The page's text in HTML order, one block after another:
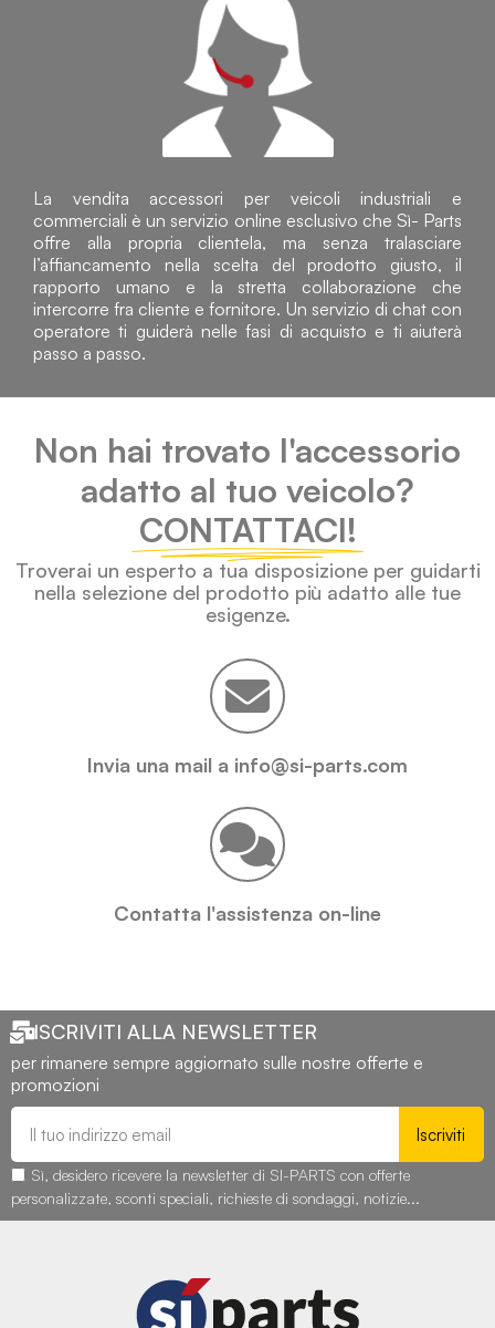
La vendita accessori per veicoli industriali e
commerciali è un servizio online esclusivo che Sì- Parts
offre alla propria clientela, ma senza tralasciare
l’affiancamento nella scelta del prodotto giusto, il
rapporto umano e la stretta collaborazione che
intercorre fra cliente e fornitore. Un servizio di chat con
operatore ti guiderà nelle fasi di acquisto e ti aiuterà
passo a passo.
Non hai trovato l'accessorio
adatto al tuo veicolo?
CONTATTACI!
Troverai un esperto a tua disposizione per guidarti
nella selezione del prodotto più adatto alle tue
esigenze.
Invia una mail a info@si-parts.com
Contatta l'assistenza on-line
ISCRIVITI ALLA NEWSLETTER
per rimanere sempre aggiornato sulle nostre offerte e
promozioni
Iscriviti
Sì, desidero ricevere la newsletter di SI-PARTS con offerte
personalizzate, sconti speciali, richieste di sondaggi, notizie...